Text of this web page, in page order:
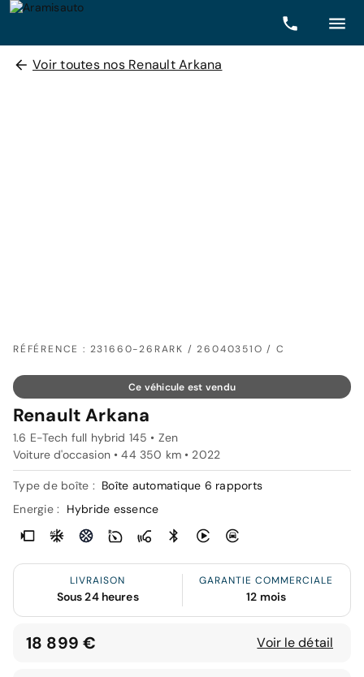
Voir toutes nos Renault Arkana
RÉFÉRENCE : 231660-26RARK / 26040351O / C
Ce véhicule est vendu
Renault Arkana
1.6 E-Tech full hybrid 145 • Zen
Voiture d'occasion • 44 350 km • 2022
Type de boîte : Boîte automatique 6 rapports
Energie :
Hybride essence
LIVRAISON
Sous 24 heures
GARANTIE COMMERCIALE
12 mois
18 899 € Voir le détail